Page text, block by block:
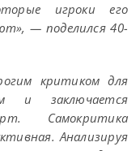
игроки его
— поделился 40-
критиком для
и заключается
Самокритика
Анализируя